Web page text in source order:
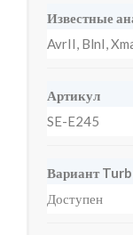
Известные
AvrII, BlnI,
Артикул
SE-E245
Вариант
Доступен